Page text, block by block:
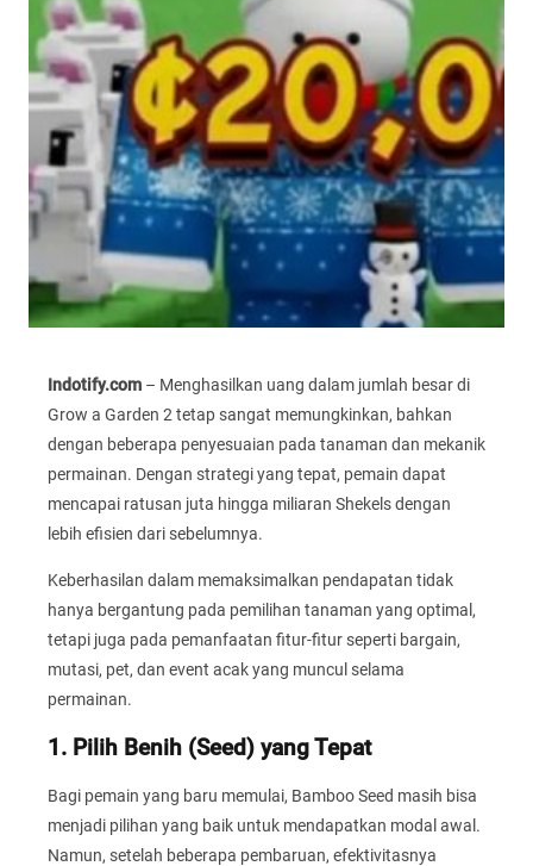
Indotify.com – Menghasilkan uang dalam jumlah besar di
Grow a Garden 2 tetap sangat memungkinkan, bahkan
dengan beberapa penyesuaian pada tanaman dan mekanik
permainan. Dengan strategi yang tepat, pemain dapat
mencapai ratusan juta hingga miliaran Shekels dengan
lebih efisien dari sebelumnya.
Keberhasilan dalam memaksimalkan pendapatan tidak
hanya bergantung pada pemilihan tanaman yang optimal,
tetapi juga pada pemanfaatan fitur-fitur seperti bargain,
mutasi, pet, dan event acak yang muncul selama
permainan.
1. Pilih Benih (Seed) yang Tepat
Bagi pemain yang baru memulai, Bamboo Seed masih bisa
menjadi pilihan yang baik untuk mendapatkan modal awal.
Namun, setelah beberapa pembaruan, efektivitasnya